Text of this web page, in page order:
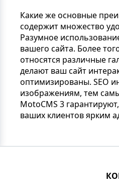
Какие же основные
содержит множество
Разумное
вашего сайта. Более
относятся различные
делают ваш сайт
оптимизированы. SEO
изображениям, тем
MotoCMS 3
ваших клиентов ярким